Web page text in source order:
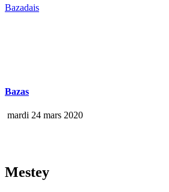
Bazadais
Bazas
mardi 24 mars 2020
Mestey